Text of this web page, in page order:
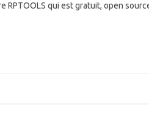
RPTOOLS qui est gratuit, open